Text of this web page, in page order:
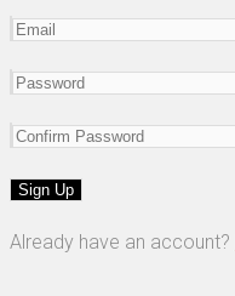
Already have an account?